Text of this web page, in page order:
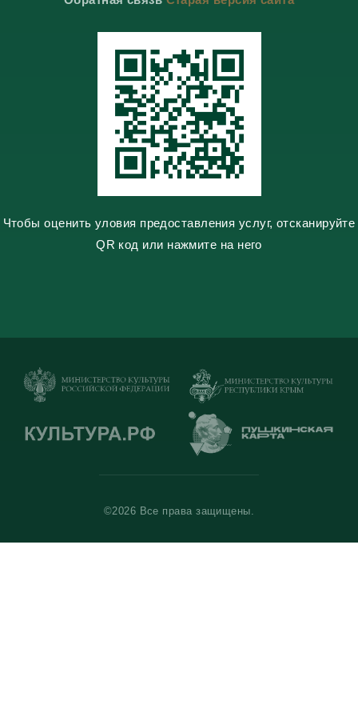
a
a
k
k
s
s
n
i
k
i
Чтобы оценить уловия предоставления услуг, отсканируйте
QR код или нажмите на него
©2026 Все права защищены.